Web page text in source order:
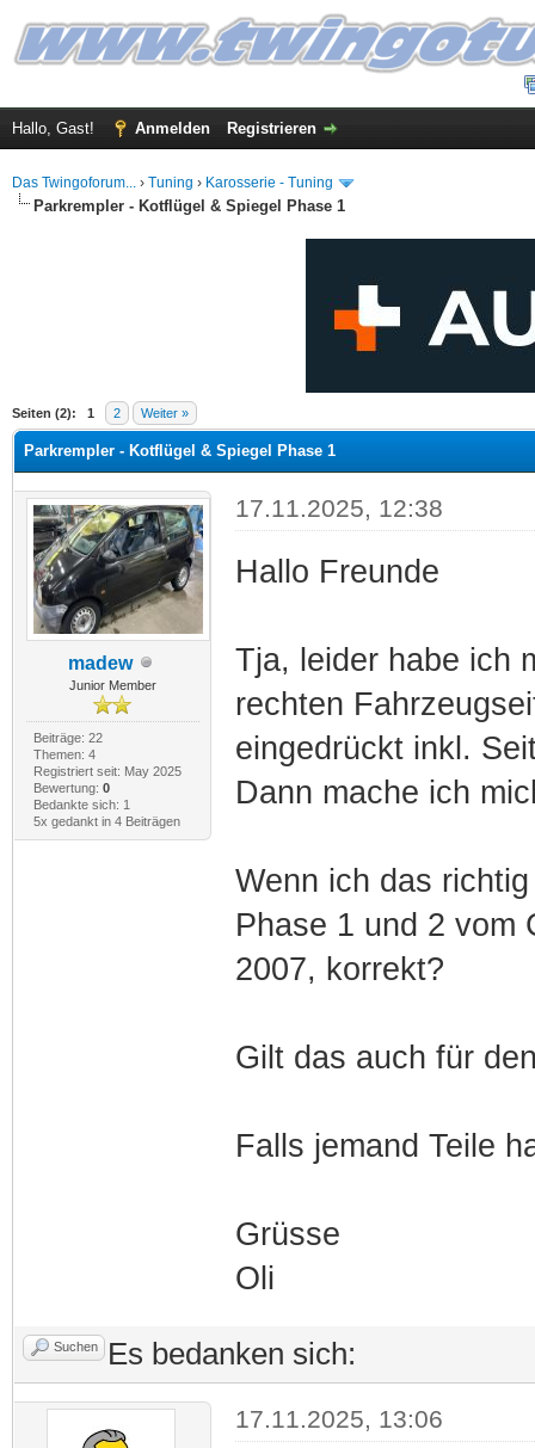
Hallo, Gast! Anmelden Registrieren
Das Twingoforum... › Tuning › Karosserie - Tuning
Parkrempler - Kotflügel & Spiegel Phase 1
Seiten (2): 1 2 Weiter »
Durchschnitt
Parkrempler - Kotflügel & Spiegel Phase 1
madew
Junior Member
Beiträge: 22
Themen: 4
Registriert seit: May 2025
Bewertung: 0
Bedankte sich: 1
5x gedankt in 4 Beiträgen
17.11.2025, 12:38
Hallo Freunde
Tja, leider habe ich
rechten
eingedrückt inkl.
Dann mache ich
Wenn ich das
Phase 1 und 2 vom
2007, korrekt?
Gilt das auch für
Falls jemand Teile
Grüsse
Oli
Suchen Es bedanken sich:
17.11.2025, 13:06